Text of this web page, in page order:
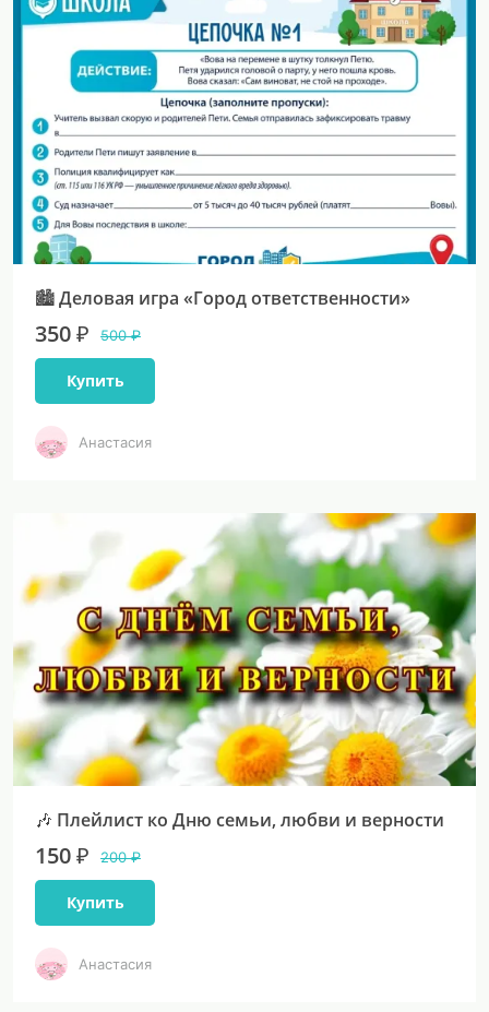
🏙 Деловая игра «Город ответственности»
350 ₽ 500 ₽
Купить
Анастасия
🎶 Плейлист ко Дню семьи, любви и верности
150 ₽ 200 ₽
Купить
Анастасия